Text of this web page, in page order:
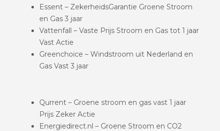
Essent – ZekerheidsGarantie Groene Stroom
en Gas 3 jaar
Vattenfall – Vaste Prijs Stroom en Gas tot 1 jaar
Vast Actie
Greenchoice – Windstroom uit Nederland en
Gas Vast 3 jaar
Qurrent – Groene stroom en gas vast 1 jaar
Prijs Zeker Actie
Energiedirect.nl – Groene Stroom en CO2